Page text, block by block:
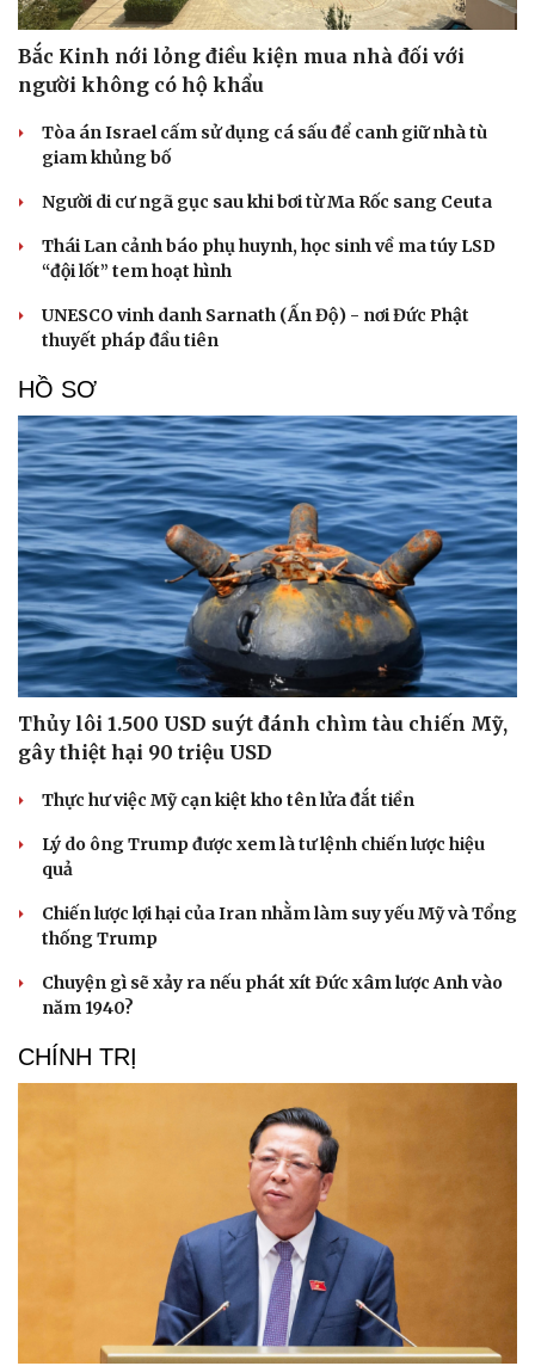
Cải chính
Bắc Kinh nới lỏng điều kiện mua nhà đối với
người không có hộ khẩu
Tòa án Israel cấm sử dụng cá sấu để canh giữ nhà tù
giam khủng bố
Người di cư ngã gục sau khi bơi từ Ma Rốc sang Ceuta
Thái Lan cảnh báo phụ huynh, học sinh về ma túy LSD
“đội lốt” tem hoạt hình
UNESCO vinh danh Sarnath (Ấn Độ) - nơi Đức Phật
thuyết pháp đầu tiên
HỒ SƠ
Thủy lôi 1.500 USD suýt đánh chìm tàu chiến Mỹ,
gây thiệt hại 90 triệu USD
Thực hư việc Mỹ cạn kiệt kho tên lửa đắt tiền
Lý do ông Trump được xem là tư lệnh chiến lược hiệu
quả
Chiến lược lợi hại của Iran nhằm làm suy yếu Mỹ và Tổng
thống Trump
Chuyện gì sẽ xảy ra nếu phát xít Đức xâm lược Anh vào
năm 1940?
CHÍNH TRỊ